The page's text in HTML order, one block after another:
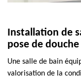
Installation de
pose de
Une salle de bain
valorisation de la